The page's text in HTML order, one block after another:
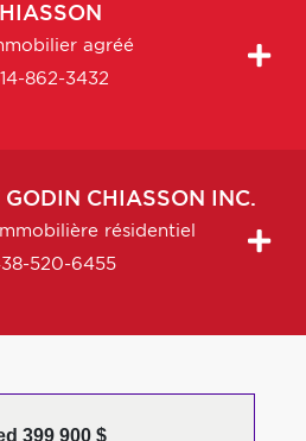
agréé
862-3432
GODIN CHIASSON INC.
résidentiel
520-6455
399 900 $